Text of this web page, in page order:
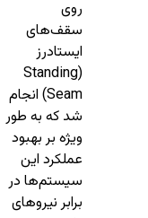
روی
سقف‌های
ایستادرز
(Standing
Seam) انجام
شد که به طور
ویژه بر بهبود
عملکرد این
سیستم‌ها در
برابر نیروهای